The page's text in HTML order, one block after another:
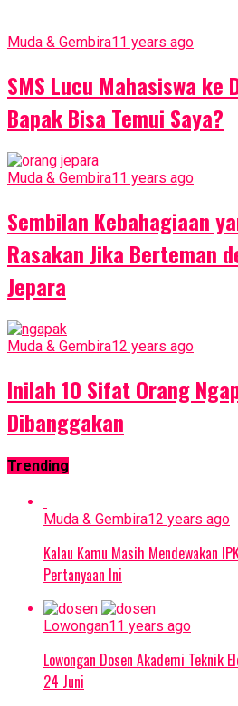
Muda & Gembira11 years ago
SMS Lucu Mahasiswa ke
Bapak Bisa Temui Saya?
Muda & Gembira11 years ago
Sembilan Kebahagiaan
Rasakan Jika Berteman
Jepara
Muda & Gembira12 years ago
Inilah 10 Sifat Orang
Dibanggakan
Trending
Muda & Gembira12 years ago
Kalau Kamu Masih Mendewakan
Pertanyaan Ini
Lowongan11 years ago
Lowongan Dosen Akademi Teknik
24 Juni